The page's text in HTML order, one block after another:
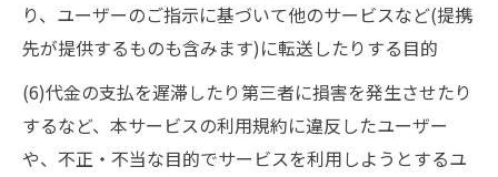
り、ユーザーのご指示に基づいて他のサービスなど(提携
先が提供するものも含みます)に転送したりする目的
(6)代金の支払を遅滞したり第三者に損害を発生させたり
するなど、本サービスの利用規約に違反したユーザー
や、不正・不当な目的でサービスを利用しようとするユ